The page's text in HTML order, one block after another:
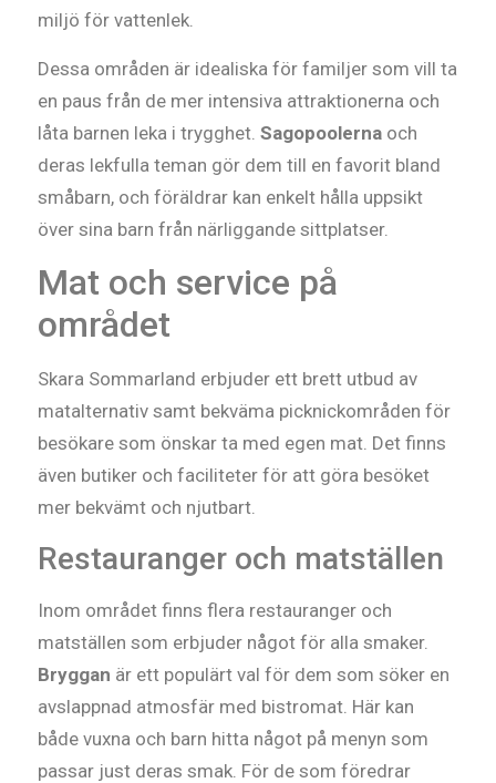
miljö för vattenlek.
Dessa områden är idealiska för familjer som vill ta
en paus från de mer intensiva attraktionerna och
låta barnen leka i trygghet. Sagopoolerna och
deras lekfulla teman gör dem till en favorit bland
småbarn, och föräldrar kan enkelt hålla uppsikt
över sina barn från närliggande sittplatser.
Mat och service på
området
Skara Sommarland erbjuder ett brett utbud av
matalternativ samt bekväma picknickområden för
besökare som önskar ta med egen mat. Det finns
även butiker och faciliteter för att göra besöket
mer bekvämt och njutbart.
Restauranger och matställen
Inom området finns flera restauranger och
matställen som erbjuder något för alla smaker.
Bryggan är ett populärt val för dem som söker en
avslappnad atmosfär med bistromat. Här kan
både vuxna och barn hitta något på menyn som
passar just deras smak. För de som föredrar